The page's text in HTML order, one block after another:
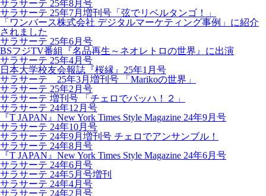
サラサーテ 25年8月号
サラサーテ 25年7月増刊号「弦でリベルタンゴ！」
「ワンバース株式会社 デジタルマーケティング事例」に紹介
されました
サラサーテ 25年6月号
BSフジTV番組『名品再生～ネオレトロの世界』に出演
サラサーテ 25年4月号
日本大学校友会報誌『桜縁』25年1月号
サラサーテ 25年3月増刊号 「Marikoの世界」
サラサーテ 25年2月号
サラサーテ 増刊号 「チェロでバッハ！２」
サラサーテ 24年12月号
『T JAPAN』New York Times Style Magazine 24年9月号
サラサーテ 24年10月号
サラサーテ 24年9月増刊号 チェロでアンサンブル！
サラサーテ 24年8月号
『T JAPAN』New York Times Style Magazine 24年6月号
サラサーテ 24年6月号
サラサーテ 24年5月号増刊
サラサーテ 24年4月号
サラサーテ 24年2月号